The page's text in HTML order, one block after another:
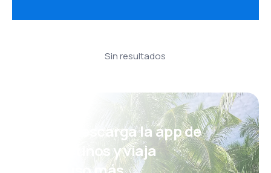
Sin resultados
¡Eh! Descarga la app de
eDestinos y viaja